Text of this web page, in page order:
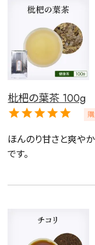
枇杷の葉茶 100g
ほんのり甘さと爽や
です。